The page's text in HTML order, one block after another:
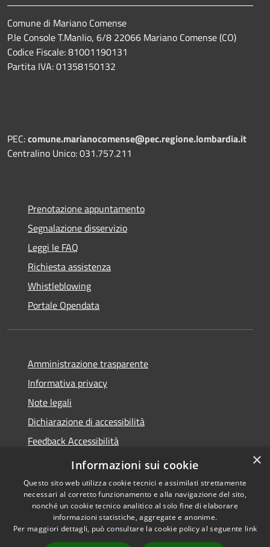
Comune di Mariano Comense
P.le Console T.Manlio, 6/8 22066 Mariano Comense (CO)
Codice Fiscale: 81001190131
Partita IVA: 01358150132
PEC:comune.marianocomense@pec.regione.lombardia.it
Centralino Unico: 031.757.211
Prenotazione appuntamento
Segnalazione disservizio
Leggi le FAQ
Richiesta assistenza
Whistleblowing
Portale Opendata
Amministrazione trasparente
Informativa privacy
Note legali
Dichiarazione di accessibilità
Feedback Accessibilità
Fatturare al comune
Accessibilità
Le foto nelle pagine sono
concesse dagli autori
×
Informazioni sui cookie
Questo sito web utilizza cookie tecnici e assimilati strettamente
necessari al corretto funzionamento e alla navigazione del sito,
nonché un cookie tecnico analitico al solo fine di elaborare
informazioni statistiche, aggregate e anonime.
Per maggiori dettagli, può consultare la cookie policy al seguente link